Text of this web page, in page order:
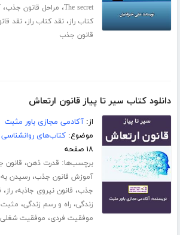
The secret، مراحل قانون جذب،
کتاب راز،نقد کتاب راز،نقد
قانون جذب
دانلود کتاب سیر تا پیاز قانون ارتعاش
از:آکادمی مجازی باور مثبت
موضوع:کتاب‌های روانشناسی
۱۸ صفحه
برچسب‌ها: قدرت ذهن، قانون
آموزش قانون جذب،رسیدن
جذب، قانون نیروی جاذبه،راز،
زندگی،راه و رسم زندگی،
موفقیت فردی، موفقیت شغلی